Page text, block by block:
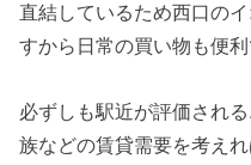
直結しているため西口の
すから日常の買い物も便利
必ずしも駅近が評価され
族などの賃貸需要を考え